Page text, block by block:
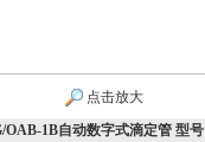
点击放大
OAB-1B自动数字式滴定管 型